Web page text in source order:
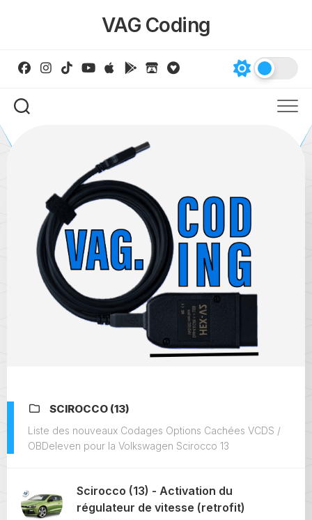
VAG Coding
SCIROCCO (13)
Liste des nouveaux Codages Options Cachées VCDS /
OBDeleven pour la Volkswagen Scirocco 13
Scirocco (13) - Activation du
régulateur de vitesse (retrofit)